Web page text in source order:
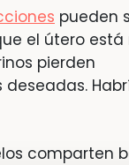
pueden
el útero está
pierden
comparten